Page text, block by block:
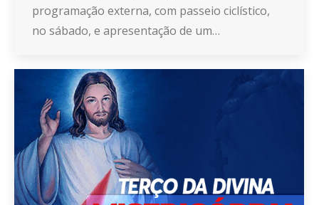
programação externa, com passeio ciclístico,
no sábado, e apresentação de um…